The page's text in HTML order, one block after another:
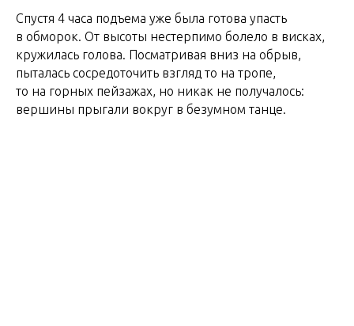
Спустя 4 часа подъема уже была готова упасть
в обморок. От высоты нестерпимо болело в висках,
кружилась голова. Посматривая вниз на обрыв,
пыталась сосредоточить взгляд то на тропе,
то на горных пейзажах, но никак не получалось:
вершины прыгали вокруг в безумном танце.